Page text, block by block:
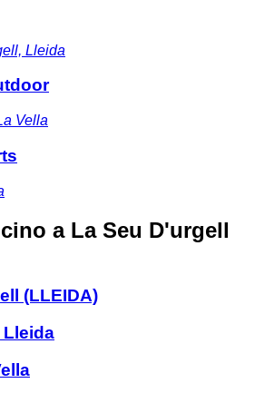
Lleida
Vella
a La Seu D'urgell
(LLEIDA)
Lleida